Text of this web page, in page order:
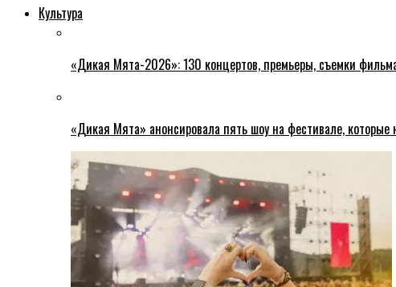
Культура
«Дикая Мята-2026»: 130 концертов, премьеры, съемки
«Дикая Мята» анонсировала пять шоу на фестивале, которые